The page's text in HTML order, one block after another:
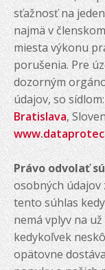
sťažnosť na
najmä v
miesta výkonu
porušenia. Pre
dozorným
údajov, so sídlom:
Bratislava,
Právo odvolať
osobných údajov
tento súhlas
nemá vplyv na
kedykoľvek
opätovne